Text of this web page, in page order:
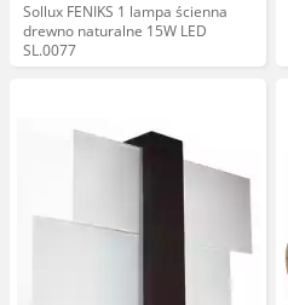
Sollux FENIKS 1 lampa ścienna
drewno naturalne 15W LED
SL.0077